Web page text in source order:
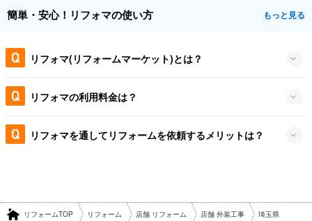
簡単・安心！リフォマの使い方 もっと見る
リフォマ(リフォームマーケット)とは？
リフォマの利用料金は？
リフォマを通してリフォームを依頼するメリットは？
リフォームTOP リフォーム 店舗 リフォーム 店舗 外装工事 埼玉県